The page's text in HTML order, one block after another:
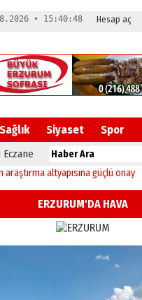
Hesap aç
• 15:40:48
Sağlık Siyaset Spor
altyapısına güçlü onay 12:04
ERZURUM'DA HAVA